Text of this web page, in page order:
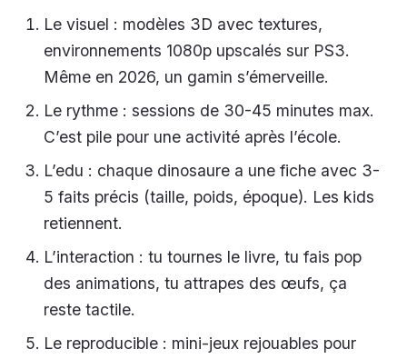
Le visuel : modèles 3D avec textures,
environnements 1080p upscalés sur PS3.
Même en 2026, un gamin s’émerveille.
Le rythme : sessions de 30-45 minutes max.
C’est pile pour une activité après l’école.
L’edu : chaque dinosaure a une fiche avec 3-
5 faits précis (taille, poids, époque). Les kids
retiennent.
L’interaction : tu tournes le livre, tu fais pop
des animations, tu attrapes des œufs, ça
reste tactile.
Le reproducible : mini-jeux rejouables pour